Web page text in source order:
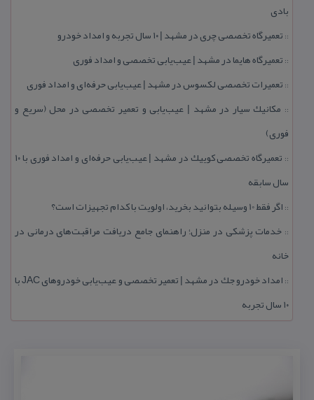
بادی
:: تعمیرگاه تخصصی چری در مشهد | ۱۰ سال تجربه و امداد خودرو
:: تعمیرگاه هایما در مشهد | عیب‌یابی تخصصی و امداد فوری
:: تعمیرات تخصصی لكسوس در مشهد | عیب‌یابی حرفه‌ای و امداد فوری
:: مكانیك سیار در مشهد | عیب‌یابی و تعمیر تخصصی در محل (سریع و
فوری)
::
تعمیرگاه تخصصی كوییك در مشهد | عیب‌یابی حرفه‌ای و امداد فوری با ۱۰
سال سابقه
:: اگر فقط 10 وسیله بتوانید بخرید، اولویت با كدام تجهیزات است؟
:: خدمات پزشكی در منزل؛ راهنمای جامع دریافت مراقبت‌های درمانی در
خانه
::
امداد خودرو جك در مشهد | تعمیر تخصصی و عیب‌یابی خودروهای JAC با
۱۰ سال تجربه